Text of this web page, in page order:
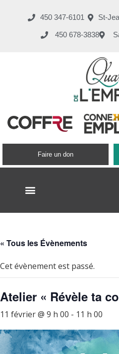
450 347-6101 St-
450 678-3838
Faire un don
« Tous les Évènements
Cet évènement est passé.
Atelier « Révèle ta
11 février @ 9 h 00 - 11 h 00